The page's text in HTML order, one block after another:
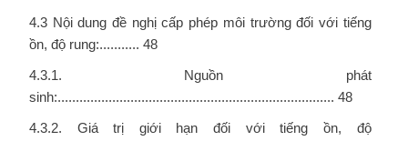
4.3 Nội dung đề nghị cấp phép môi trường đối với tiếng
ồn, độ rung:........... 48
4.3.1. Nguồn phát
sinh:............................................................................ 48
4.3.2. Giá trị giới hạn đối với tiếng ồn, độ